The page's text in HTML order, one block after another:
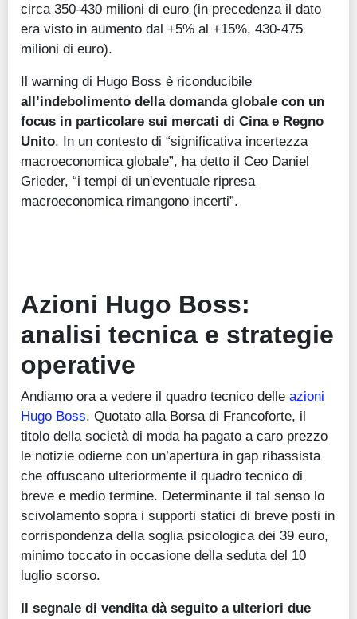
circa 350-430 milioni di euro (in precedenza il dato
era visto in aumento dal +5% al +15%, 430-475
milioni di euro).
Il warning di Hugo Boss è riconducibile
all’indebolimento della domanda globale con un
focus in particolare sui mercati di Cina e Regno
Unito. In un contesto di “significativa incertezza
macroeconomica globale”, ha detto il Ceo Daniel
Grieder, “i tempi di un'eventuale ripresa
macroeconomica rimangono incerti”.
Azioni Hugo Boss:
analisi tecnica e strategie
operative
Andiamo ora a vedere il quadro tecnico delle azioni
Hugo Boss. Quotato alla Borsa di Francoforte, il
titolo della società di moda ha pagato a caro prezzo
le notizie odierne con un’apertura in gap ribassista
che offuscano ulteriormente il quadro tecnico di
breve e medio termine. Determinante il tal senso lo
scivolamento sopra i supporti statici di breve posti in
corrispondenza della soglia psicologica dei 39 euro,
minimo toccato in occasione della seduta del 10
luglio scorso.
Il segnale di vendita dà seguito a ulteriori due